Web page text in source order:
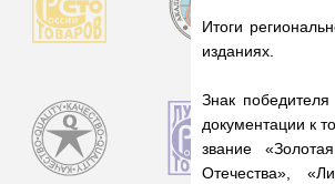
Итоги
изданиях.
Знак
документации к
звание
Отечества»,